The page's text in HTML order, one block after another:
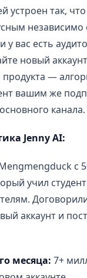
устроен так,
независимо
у вас есть
новый
—
вашим же
канала.
Jenny AI:
с
учил
аккаунт и
месяца: 7+